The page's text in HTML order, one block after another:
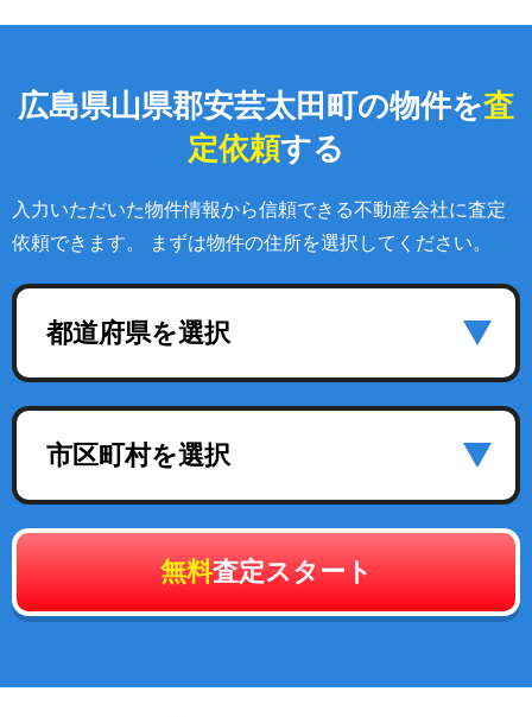
広島県山県郡安芸太田町の物件を査
定依頼する
入力いただいた物件情報から信頼できる不動産会社に査定
依頼できます。 まずは物件の住所を選択してください。
都道府県を選択
市区町村を選択
無料査定スタート